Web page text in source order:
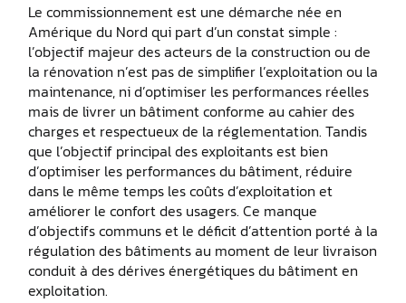
Le commissionnement est une démarche née en
Amérique du Nord qui part d’un constat simple :
l’objectif majeur des acteurs de la construction ou de
la rénovation n’est pas de simplifier l’exploitation ou la
maintenance, ni d’optimiser les performances réelles
mais de livrer un bâtiment conforme au cahier des
charges et respectueux de la réglementation. Tandis
que l’objectif principal des exploitants est bien
d’optimiser les performances du bâtiment, réduire
dans le même temps les coûts d’exploitation et
améliorer le confort des usagers. Ce manque
d’objectifs communs et le déficit d’attention porté à la
régulation des bâtiments au moment de leur livraison
conduit à des dérives énergétiques du bâtiment en
exploitation.